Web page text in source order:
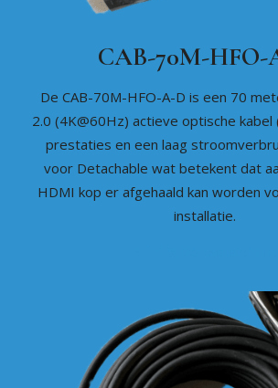
CAB-70M-HFO-
De CAB-70M-HFO-A-D is een 70
2.0 (4K@60Hz) actieve optische kabel
prestaties en een laag
voor Detachable wat betekent dat
HDMI kop er afgehaald kan worden
installatie.